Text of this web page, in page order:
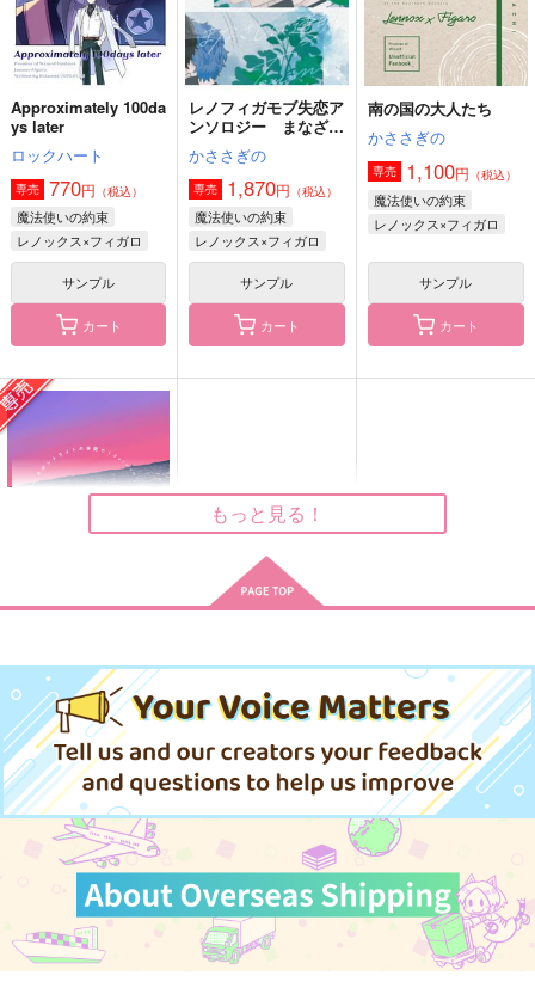
サンプル
作品詳細
サンプル
作品詳細
サンプル
作品詳細
遠雷
アンダラ
787 円
真木晶×フィガロ
春うらら
サンプル
銀嶺へ沈む
レノフィガモブ失恋ア
ンソロジー まなざし
かささぎの
1,870円（税込）
レノックス×フィガロ
南の国の大人たち
かささぎの
1,100円 （税込）
レノックス×フィガロ
ハッピーバースデー
ROE
円（税込）
レノックス×ファウスト
Approximately 100da
ys later
ロックハート
専売 770円 （税込）
魔法使いの約束
レノックス×フィガロ
サンプル
カート
レノフィガモブ失恋ア
ンソロジー まなざし
は透明
かささぎの
専売 1,870円 （税込）
魔法使いの約束
レノックス×フィガロ
サンプル
カート
南の国の大人たち
かささぎの
専売 1,100円 （税込）
魔法使いの約束
レノックス×フィガロ
サンプル
カート
で
talvi meri
専売 715円（税込）
魔法使いの約束
レノックス×フィガロ
サンプル
カート
もっと見る！